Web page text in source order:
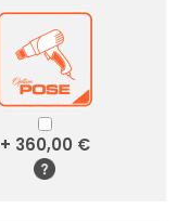
+ 360,00 €